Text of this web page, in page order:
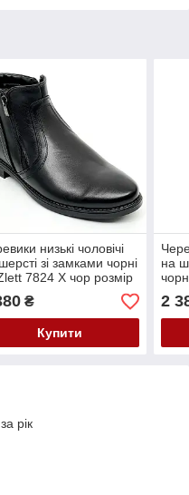
низькі чоловічі
зі замками чорні
7824 Х чор розмір
₴
Купити
на
2
рік